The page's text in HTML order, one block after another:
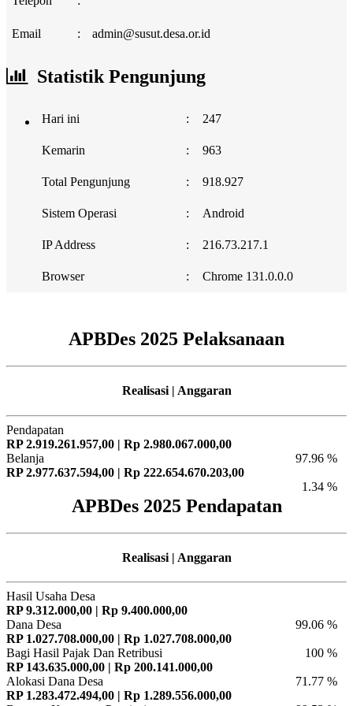
Email : admin@susut.desa.or.id
Statistik Pengunjung
Hari ini : 247
Kemarin : 963
Total Pengunjung : 918.927
Sistem Operasi : Android
IP Address : 216.73.217.1
Browser : Chrome 131.0.0.0
APBDes 2025 Pelaksanaan
Realisasi | Anggaran
Pendapatan
RP 2.919.261.957,00 | Rp 2.980.067.000,00
97.96 %
Belanja
RP 2.977.637.594,00 | Rp 222.654.670.203,00
1.34 %
APBDes 2025 Pendapatan
Realisasi | Anggaran
Hasil Usaha Desa
RP 9.312.000,00 | Rp 9.400.000,00
99.06 %
Dana Desa
RP 1.027.708.000,00 | Rp 1.027.708.000,00
100 %
Bagi Hasil Pajak Dan Retribusi
RP 143.635.000,00 | Rp 200.141.000,00
71.77 %
Alokasi Dana Desa
RP 1.283.472.494,00 | Rp 1.289.556.000,00